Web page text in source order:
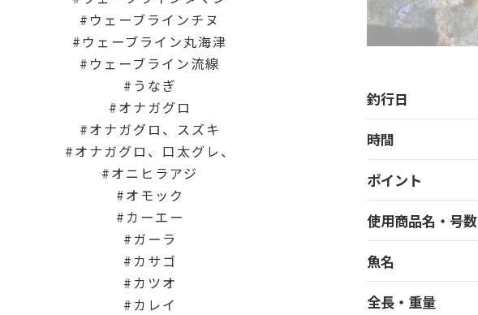
釣行日
時間
ポイント
使用商品名・号数
魚名
全長・重量
ウェーブラインチヌ
ウェーブライン丸海津
ウェーブライン流線
うなぎ
オナガグロ
オナガグロ、スズキ
オナガグロ、口太グレ、
オニヒラアジ
オモック
カーエー
ガーラ
カサゴ
カツオ
カレイ